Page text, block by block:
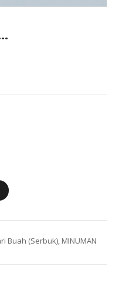
Buah (Serbuk), MINUMAN